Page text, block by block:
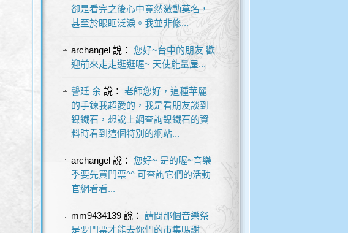
卻是看完之後心中竟然激動莫名，
甚至於眼眶泛淚。我並非修...
archangel說： 您好~台中的朋友 歡
迎前來走走逛逛喔~ 天使能量屋...
謦廷 余說： 老師您好，這種華麗
的手鍊我超愛的，我是看朋友談到
鎳鐵石，想說上網查詢鎳鐵石的資
料時看到這個特別的網站...
archangel說： 您好~ 是的喔~音樂
季要先買門票^^ 可查詢它們的活動
官網看看...
mm9434139說： 請問那個音樂祭
是要門票才能去你們的市集嗎謝